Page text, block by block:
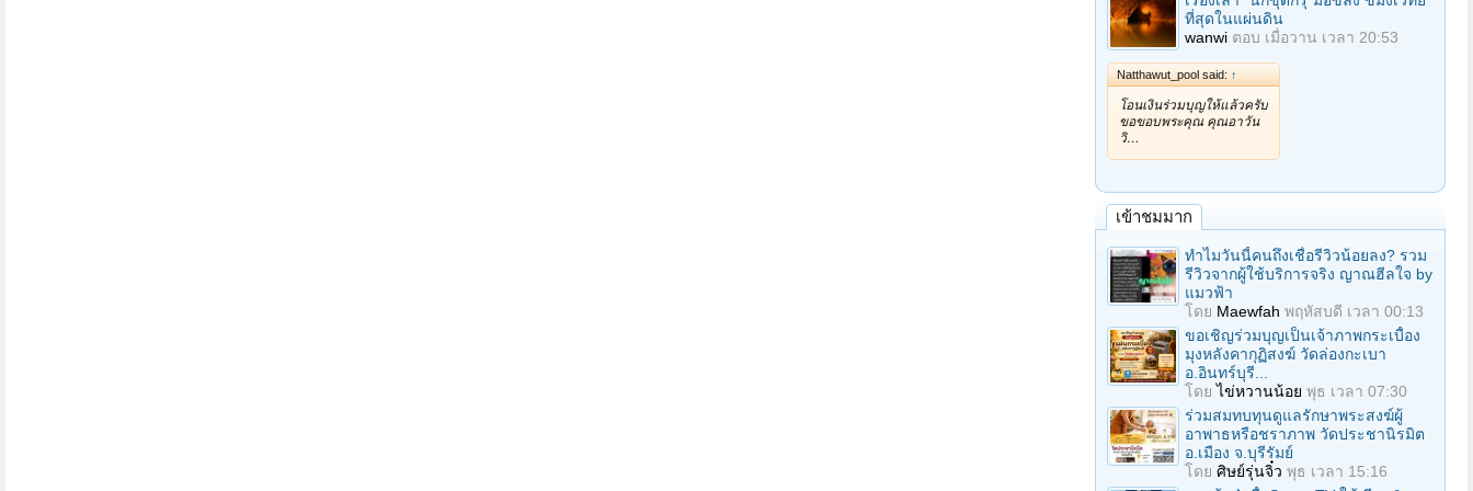
ที่สุดในแผ่นดิน
wanwi ตอบ เมื่อวาน เวลา 20:53
Natthawut_pool said: ↑
โอนเงินร่วมบุญให้แล้วครับ
ขอขอบพระคุณ คุณอาวัน
วิ…
เข้าชมมาก
ทำไมวันนี้คนถึงเชื่อรีวิวน้อยลง? รวม
รีวิวจากผู้ใช้บริการจริง ญาณฮีลใจ by
แมวฟ้า
โดย Maewfah พฤหัสบดี เวลา 00:13
ขอเชิญร่วมบุญเป็นเจ้าภาพกระเบื้อง
มุงหลังคากุฏิสงฆ์ วัดล่องกะเบา
อ.อินทร์บุรี...
โดยไข่หวานน้อย พุธ เวลา 07:30
ร่วมสมทบทุนดูแลรักษาพระสงฆ์ผู้
อาพาธหรือชราภาพ วัดประชานิรมิต
อ.เมือง จ.บุรีรัมย์
โดย ศิษย์รุ่นจิ๋ว พุธ เวลา 15:16